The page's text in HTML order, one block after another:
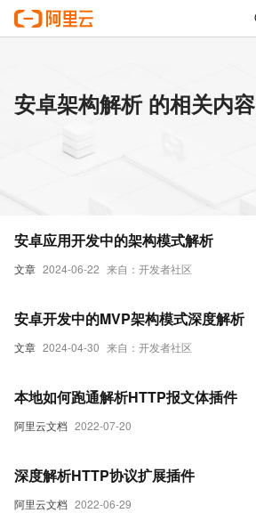
安卓架构解析 的相关内容
文章 2024-06-22 来自：开发者社区
安卓应用开发中的架构模式解析
文章 2024-04-30 来自：开发者社区
安卓开发中的MVP架构模式深度解析
阿里云文档 2022-07-20
本地如何跑通解析HTTP报文体插件
阿里云文档 2022-06-29
深度解析HTTP协议扩展插件